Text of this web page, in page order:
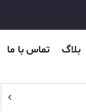
بلاگ تماس با ما